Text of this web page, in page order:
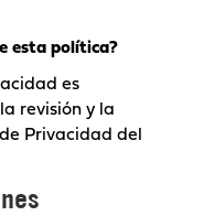
esta política?
es
revisión y la
Privacidad del